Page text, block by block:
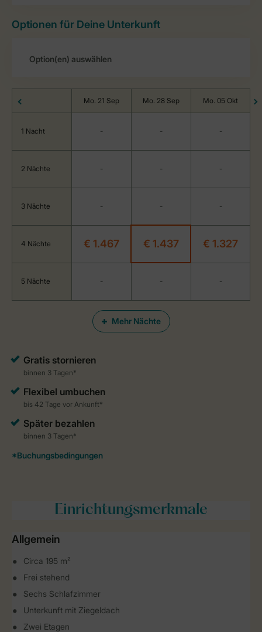
Optionen für Deine Unterkunft
Mehr Nächte
Mo. 21 Sep Mo. 28 Sep Mo. 05 Okt
1 Nacht - - -
2 Nächte - - -
3 Nächte - - -
4 Nächte € 1.467 € 1.437 € 1.327
5 Nächte - - -
Einrichtungsmerkmale
Allgemein
Circa 195 m²
Frei stehend
Sechs Schlafzimmer
Unterkunft mit Ziegeldach
Zwei Etagen